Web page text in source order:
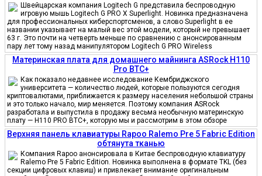
Швейцарская компания Logitech G представила беспроводную
игровую мышь Logitech G PRO X Superlight. Новинка предназначена
для профессиональных киберспортсменов, а слово Superlight в ее
названии указывает на малый вес этой модели, который не превышает
63 г. Это почти на четверть меньше по сравнению с анонсированным
пару лет тому назад манипулятором Logitech G PRO Wireless
Материнская плата для домашнего майнинга ASRock H110
Pro BTC+
Как показало недавнее исследование Кембриджского
университета — количество людей, которые пользуются сегодня
криптовалютами, приближается к размеру населения небольшой страны
и это только начало, мир меняется. Поэтому компания ASRock
разработала и выпустила в продажу весьма необычную материнскую
плату — H110 PRO BTC+, которую мы и рассмотрим в этом обзоре
Верхняя панель клавиатуры Rapoo Ralemo Pre 5 Fabric Edition
обтянута тканью
Компания Rapoo анонсировала в Китае беспроводную клавиатуру
Ralemo Pre 5 Fabric Edition. Новинка выполнена в формате TKL (без
секции цифровых клавиш) и привлекает внимание оригинальным